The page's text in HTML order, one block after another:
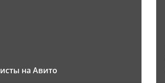
на Авито